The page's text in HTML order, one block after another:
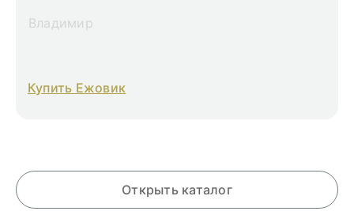
Владимир
Купить Ежовик
Открыть каталог